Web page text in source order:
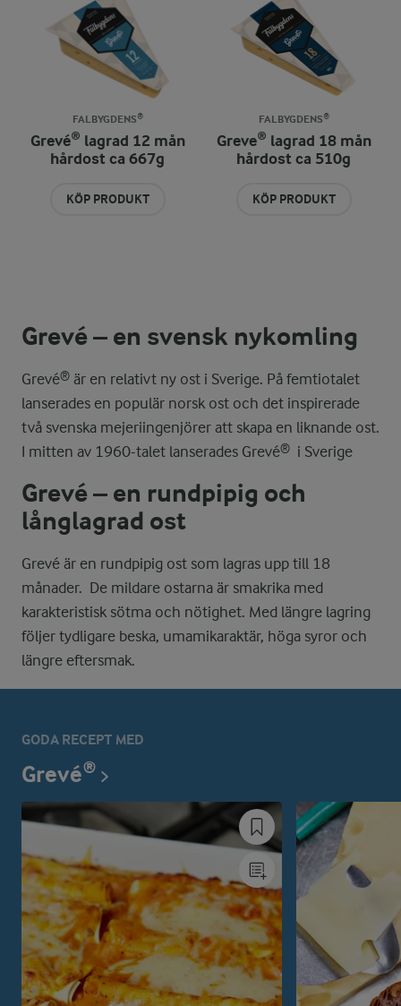
FALBYGDENS®
Grevé® lagrad 12 mån
hårdost ca 667g
KÖP PRODUKT
FALBYGDENS®
Greve® lagrad 18 mån
hårdost ca 510g
KÖP PRODUKT
Grevé – en svensk nykomling
Grevé® är en relativt ny ost i Sverige. På femtiotalet
lanserades en populär norsk ost och det inspirerade
två svenska mejeriingenjörer att skapa en liknande ost.
I mitten av 1960-talet lanserades Grevé® i Sverige
Grevé – en rundpipig och
långlagrad ost
Grevé är en rundpipig ost som lagras upp till 18
månader. De mildare ostarna är smakrika med
karakteristisk sötma och nötighet. Med längre lagring
följer tydligare beska, umamikaraktär, höga syror och
längre eftersmak.
GODA RECEPT MED
Grevé®